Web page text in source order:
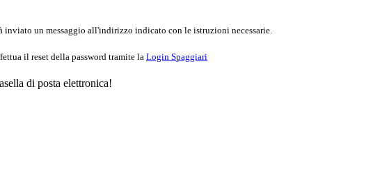
inviato un messaggio all'indirizzo indicato con le istruzioni necessarie.
il reset della password tramite la Login Spaggiari
di posta elettronica!